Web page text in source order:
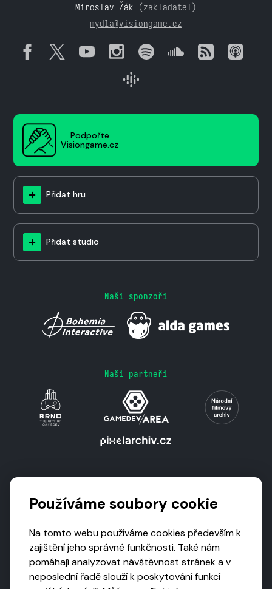
Miroslav Žák (zakladatel)
mydla@visiongame.cz
Podpořte
Visiongame.cz
Přidat hru
Přidat studio
Naši sponzoři
Naši partneři
Používáme soubory cookie
Na tomto webu používáme cookies především k
zajištění jeho správné funkčnosti. Také nám
pomáhají analyzovat návštěvnost stránek a v
neposlední řadě slouží k poskytování funkcí